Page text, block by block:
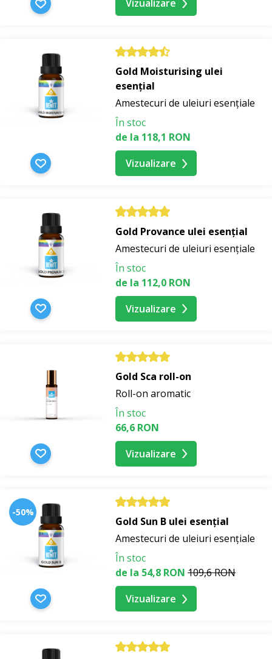
Vizualizare
Gold Moisturising ulei
esențial
Amestecuri de uleiuri esențiale
În stoc
de la 118,1 RON
Vizualizare
Gold Provance ulei esențial
Amestecuri de uleiuri esențiale
În stoc
de la 112,0 RON
Vizualizare
Gold Sca roll-on
Roll-on aromatic
În stoc
66,6 RON
Vizualizare
-50%
Gold Sun B ulei esențial
Amestecuri de uleiuri esențiale
În stoc
de la 54,8 RON 109,6 RON
Vizualizare